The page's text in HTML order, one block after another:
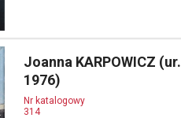
Joanna KARPOWICZ (ur.
1976)
Nr katalogowy
314